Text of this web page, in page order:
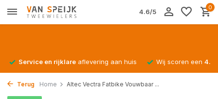
4.6/5
0
Service en rijklare aflevering aan huis Wij scoren een
Terug Home Altec Vectra Fatbike Vouwbaar ...